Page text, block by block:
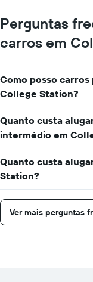
Perguntas
carros em
Como posso
College Station?
Quanto custa
intermédio em
Quanto custa
Station?
Ver mais perguntas